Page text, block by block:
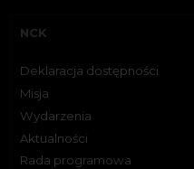
NCK
Deklaracja dostępności
Misja
Wydarzenia
Aktualności
Rada programowa